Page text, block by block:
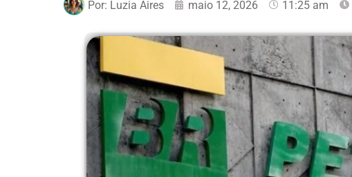
Por: Luzia Aires maio 12, 2026 11:25 am